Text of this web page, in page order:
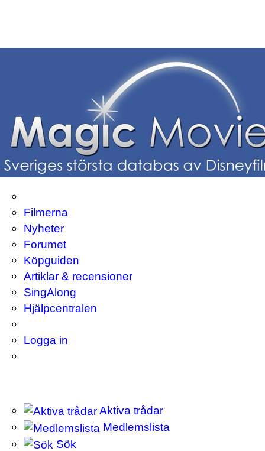
Filmerna
Nyheter
Forumet
Köpguiden
Artiklar & recensioner
SingAlong
Hjälpcentralen
Logga in
Aktiva trådar
Medlemslista
Sök